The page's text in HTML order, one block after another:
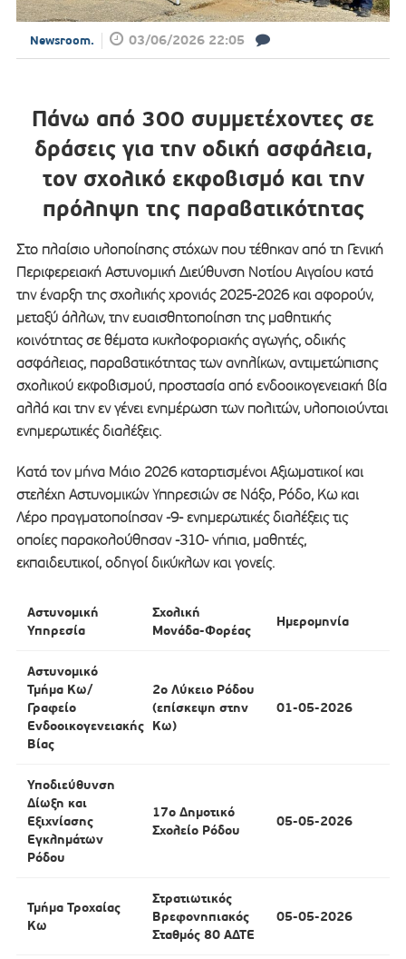
Newsroom. 03/06/2026 22:05
Πάνω από 300 συμμετέχοντες σε
δράσεις για την οδική ασφάλεια,
τον σχολικό εκφοβισμό και την
πρόληψη της παραβατικότητας
Στο πλαίσιο υλοποίησης στόχων που τέθηκαν από τη Γενική
Περιφερειακή Αστυνομική Διεύθυνση Νοτίου Αιγαίου κατά
την έναρξη της σχολικής χρονιάς 2025-2026 και αφορούν,
μεταξύ άλλων, την ευαισθητοποίηση της μαθητικής
κοινότητας σε θέματα κυκλοφοριακής αγωγής, οδικής
ασφάλειας, παραβατικότητας των ανηλίκων, αντιμετώπισης
σχολικού εκφοβισμού, προστασία από ενδοοικογενειακή βία
αλλά και την εν γένει ενημέρωση των πολιτών, υλοποιούνται
ενημερωτικές διαλέξεις.
Κατά τον μήνα Μάιο 2026 καταρτισμένοι Αξιωματικοί και
στελέχη Αστυνομικών Υπηρεσιών σε Νάξο, Ρόδο, Κω και
Λέρο πραγματοποίησαν -9- ενημερωτικές διαλέξεις τις
οποίες παρακολούθησαν -310- νήπια, μαθητές,
εκπαιδευτικοί, οδηγοί δικύκλων και γονείς.
Αστυνομική
Υπηρεσία
Σχολική
Μονάδα-Φορέας
Ημερομηνία
Αστυνομικό
Τμήμα Κω/
Γραφείο
Ενδοοικογενειακής
Βίας
2ο Λύκειο Ρόδου
(επίσκεψη στην
Κω)
01-05-2026
Υποδιεύθυνση
Δίωξη και
Εξιχνίασης
Εγκλημάτων
Ρόδου
17ο Δημοτικό
Σχολείο Ρόδου
05-05-2026
Τμήμα Τροχαίας
Κω
Στρατιωτικός
Βρεφονηπιακός
Σταθμός 80 ΑΔΤΕ
05-05-2026